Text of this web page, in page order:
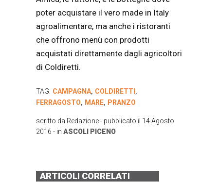
poter acquistare il vero made in Italy
agroalimentare, ma anche i ristoranti
che offrono menù con prodotti
acquistati direttamente dagli agricoltori
di Coldiretti.
TAG: CAMPAGNA, COLDIRETTI ,
FERRAGOSTO, MARE, PRANZO
scritto da Redazione- pubblicato il 14 Agosto
2016 - in ASCOLI PICENO
ARTICOLI CORRELATI